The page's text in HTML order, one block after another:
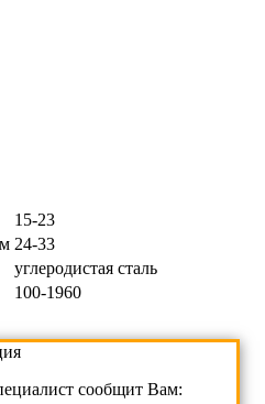
15-23
24-33
углеродистая сталь
100-1960
сообщит Вам: